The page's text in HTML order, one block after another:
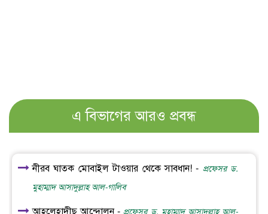
এ বিভাগের আরও প্রবন্ধ
নীরব ঘাতক মোবাইল টাওয়ার থেকে সাবধান! - প্রফেসর ড.
মুহাম্মাদ আসাদুল্লাহ আল-গালিব
আহলেহাদীছ আন্দোলন -প্রফেসর ড. মুহাম্মাদ আসাদুল্লাহ আল-